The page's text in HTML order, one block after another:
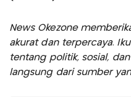
News Okezone
akurat dan terpercaya.
tentang politik, sosial,
langsung dari sumber